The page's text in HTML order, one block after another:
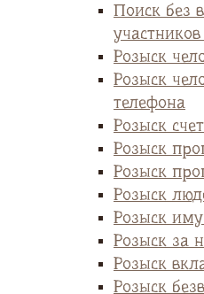
Поиск без
Розыск
Розыск
телефона
Розыск
Розыск
Розыск
Розыск
Розыск
Розыск за
Розыск
Розыск